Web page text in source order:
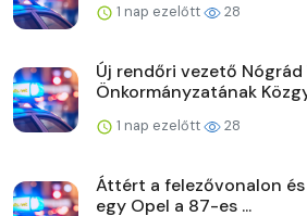
1 nap ezelőtt 28
Új rendőri vezető Nógrád
Önkormányzatának
1 nap ezelőtt 28
Áttért a felezővonalon
egy Opel a 87-es ...